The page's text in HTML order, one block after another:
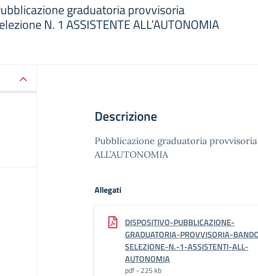
graduatoria provvisoria
N. 1 ASSISTENTE ALL’AUTONOMIA
Descrizione
Pubblicazione graduatoria provvisoria
ALL’AUTONOMIA
Allegati
DISPOSITIVO-PUBBLICAZIONE-
GRADUATORIA-PROVVISORIA-
SELEZIONE-N.-1-ASSISTENTI-ALL-
AUTONOMIA
pdf - 225 kb